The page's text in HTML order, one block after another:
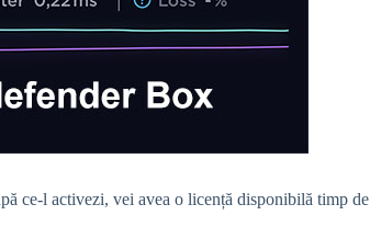
ce-l activezi, vei avea o licență disponibilă timp de